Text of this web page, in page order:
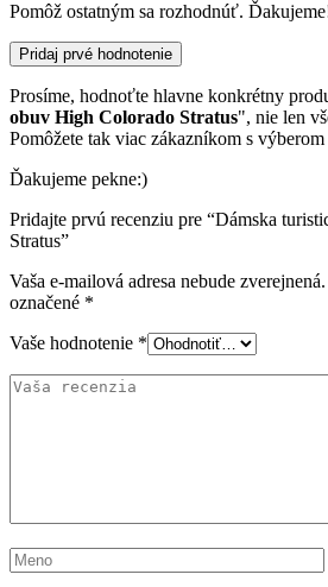
Pomôž ostatným sa rozhodnúť.
Pridaj prvé hodnotenie
Prosíme, hodnoťte hlavne konkrétny
obuv High Colorado Stratus", nie len
Pomôžete tak viac zákazníkom s
Ďakujeme pekne:)
Pridajte prvú recenziu pre “Dámska
Stratus”
Vaša e-mailová adresa nebude zverejnená.
označené *
Vaše hodnotenie *